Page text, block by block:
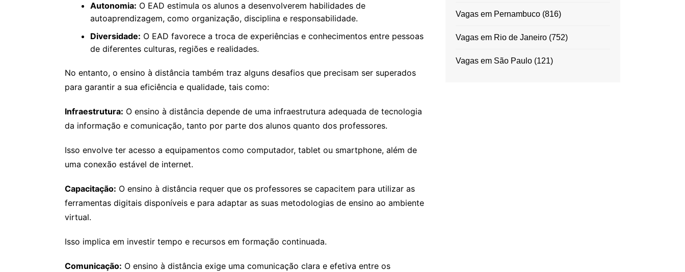
Autonomia: O EAD estimula os alunos a desenvolverem habilidades de
autoaprendizagem, como organização, disciplina e responsabilidade.
Diversidade: O EAD favorece a troca de experiências e conhecimentos entre pessoas
de diferentes culturas, regiões e realidades.
No entanto, o ensino à distância também traz alguns desafios que precisam ser superados
para garantir a sua eficiência e qualidade, tais como:
Infraestrutura: O ensino à distância depende de uma infraestrutura adequada de tecnologia
da informação e comunicação, tanto por parte dos alunos quanto dos professores.
Isso envolve ter acesso a equipamentos como computador, tablet ou smartphone, além de
uma conexão estável de internet.
Capacitação: O ensino à distância requer que os professores se capacitem para utilizar as
ferramentas digitais disponíveis e para adaptar as suas metodologias de ensino ao ambiente
virtual.
Isso implica em investir tempo e recursos em formação continuada.
Comunicação: O ensino à distância exige uma comunicação clara e efetiva entre os
Vagas em Pernambuco(816)
Vagas em Rio de Janeiro(752)
Vagas em São Paulo(121)